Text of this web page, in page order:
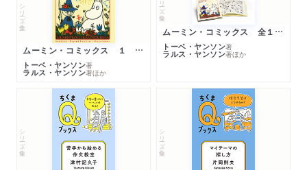
シリーズ・全集
ムーミン・コミックス １ 黄金のしっぽ
トーベ・ヤンソン著
ラルス・ヤンソン著ほか
ムーミン・コミックス 全１４巻セット
トーベ・ヤンソン著
ラルス・ヤンソン著ほか
シリーズ・全集 シリーズ・全集